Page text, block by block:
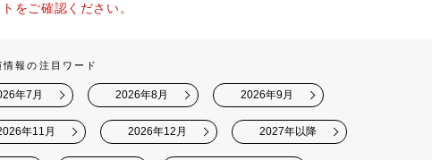
をご確認ください。
情報の注目ワード
年7月 2026年8月 2026年9月
年11月 2026年12月 2027年以降